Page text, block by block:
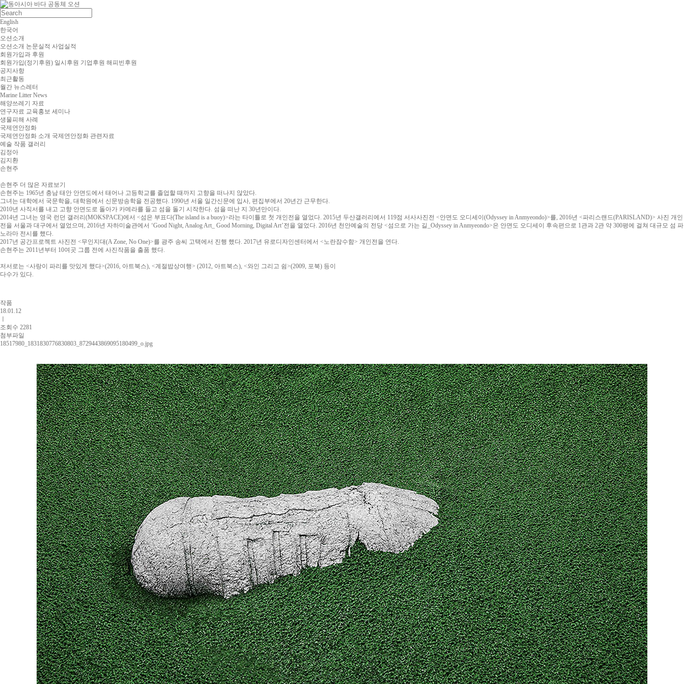
English
한국어
오션소개
오션소개 논문실적 사업실적
회원가입과 후원
회원가입(정기후원) 일시후원 기업후원 해피빈후원
공지사항
최근활동
월간 뉴스레터
Marine Litter News
해양쓰레기 자료
연구자료 교육홍보 세미나
생물피해 사례
국제연안정화
국제연안정화 소개 국제연안정화 관련자료
예술 작품 갤러리
김정아
김지환
손현주
손현주 더 많은 자료보기
손현주는 1965년 충남 태안 안면도에서 태어나 고등학교를 졸업할 때까지 고향을 떠나지 않았다.
그녀는 대학에서 국문학을, 대학원에서 신문방송학을 전공했다. 1990년 서울 일간신문에 입사, 편집부에서 20년간 근무한다.
2010년 사직서를 내고 고향 안면도로 돌아가 카메라를 들고 섬을 돌기 시작한다. 섬을 떠난 지 30년만이다.
2014년 그녀는 영국 런던 갤러리(MOKSPACE)에서 <섬은 부표다(The island is a buoy)>라는 타이틀로 첫 개인전을 열었다. 2015년 두산갤러리에서 119점 서사사진전 <안면도 오디세이(Odyssey in Anmyeondo)>를, 2016년 <파리스랜드(PARISLAND)> 사진 개인
전을 서울과 대구에서 열었으며, 2016년 자하미술관에서 ‘Good Night, Analog Art_ Good Morning, Digital Art’전을 열었다. 2016년 천안예술의 전당 <섬으로 가는 길_Odyssey in Anmyeondo>은 안면도 오디세이 후속편으로 1관과 2관 약 300평에 걸쳐 대규모 섬 파
노라마 전시를 했다.
2017년 공간프로젝트 사진전 <무인지대(A Zone, No One)>를 광주 송씨 고택에서 진행 했다. 2017년 유로디자인센터에서 <노란잠수함> 개인전을 연다.
손현주는 2011년부터 10여곳 그룹 전에 사진작품을 출품 했다.
저서로는 <사랑이 파리를 맛있게 했다>(2016, 아트북스), <계절밥상여행> (2012, 아트북스), <와인 그리고 쉼>(2009, 포북) 등이
다수가 있다.
작품
18.01.12
조회수 2281
첨부파일
18517980_1831830776830803_8729443869095180499_o.jpg